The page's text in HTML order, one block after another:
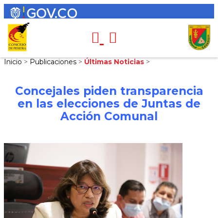
Inicio > Publicaciones > Últimas Noticias >
Concejales piden transparencia
en las elecciones de Juntas de
Acción Comunal